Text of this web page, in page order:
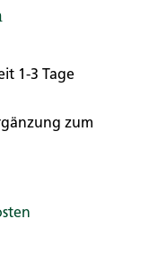
1-3 Tage
zum